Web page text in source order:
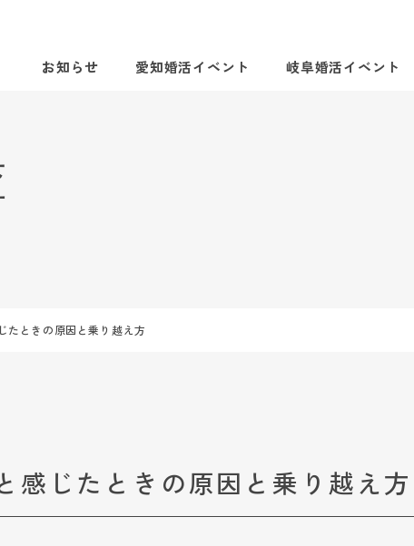
お知らせ 愛知婚活イベント 岐阜婚活イベント
たときの原因と乗り越え方
感じたときの原因と乗り越え方